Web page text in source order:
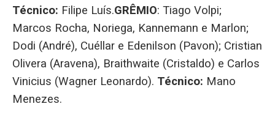
Técnico: Filipe Luís.GRÊMIO: Tiago Volpi;
Marcos Rocha, Noriega, Kannemann e Marlon;
Dodi (André), Cuéllar e Edenilson (Pavon); Cristian
Olivera (Aravena), Braithwaite (Cristaldo) e Carlos
Vinicius (Wagner Leonardo). Técnico: Mano
Menezes.